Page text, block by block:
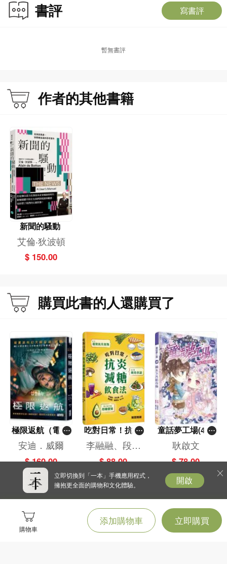
購物車
添加購物車 立即購買
全書以九個篇章，引領讀者思辨生活，包括：如何熱愛當下生活，如何為自己閱
讀，如何悠閒度日，成功地承受痛苦，還有如何表達情感、與人為友、打開眼
書評 寫書評
暫無書評
作者的其他書籍
新聞的騷動
艾倫‧狄波頓
$ 150.00
購買此書的人還購買了
極限返航（電影
書衣典藏版）
（獨家收錄作者
訪談）
安迪．威爾
$ 160.00
吃對日常！抗炎
減糖飲食法
李融融、段佳
麗,黃梨煜、顧
$ 88.00
童話夢工場(40)
——織女下凡結
奇緣
耿啟文
$ 78.00
立即切換到「一本」手機應用程式，
擁抱更全面的購物和文化體驗。
開啟